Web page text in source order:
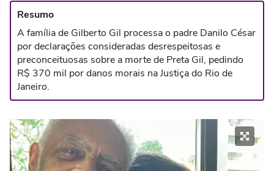
Resumo
A família de Gilberto Gil processa o padre Danilo César
por declarações consideradas desrespeitosas e
preconceituosas sobre a morte de Preta Gil, pedindo
R$ 370 mil por danos morais na Justiça do Rio de
Janeiro.